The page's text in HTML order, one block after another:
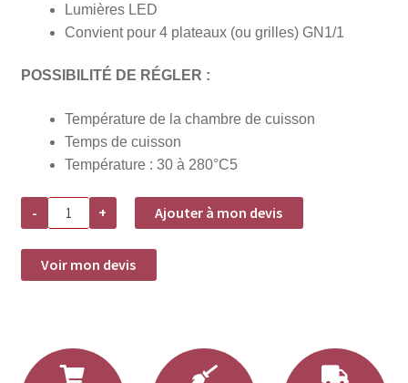
Lumières LED
Convient pour 4 plateaux (ou grilles) GN1/1
POSSIBILITÉ DE RÉGLER :
Température de la chambre de cuisson
Temps de cuisson
Température : 30 à 280°C5
-
quantité
Four
à
convection
-3.15
Kw
+ Ajouter à mon devis
Voir mon devis